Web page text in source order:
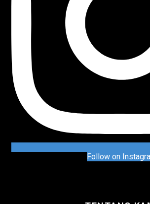
Follow on